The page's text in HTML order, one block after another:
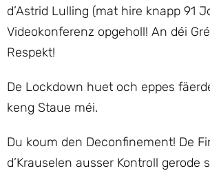
d’Astrid Lulling (mat hire knapp 91
Videokonferenz opgeholl! An déi
Respekt!
De Lockdown huet och eppes
keng Staue méi.
Du koum den Deconfinement! De
d’Krauselen ausser Kontroll